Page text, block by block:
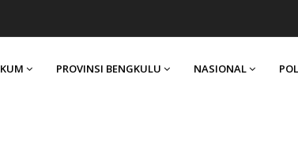
PROVINSI BENGKULU NASIONAL